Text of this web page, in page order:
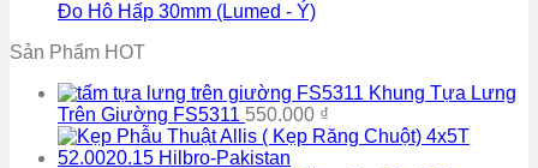
Đo Hô Hấp 30mm (Lumed - Ý)
Sản Phẩm HOT
Khung Tựa Lưng
Trên Giường FS5311 550.000 ₫